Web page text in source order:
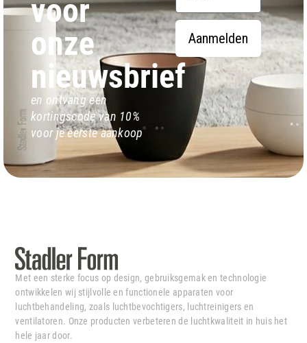
voor
onze
nieuwsbrief
en ontvang een
kortingscode van 10%
voor je eerste aankoop
Aanmelden
Met een sterke focus op design, gebruiksgemak en technologie
ontwikkelen wij stijlvolle en functionele apparaten voor
luchtbehandeling, zoals luchtbevochtigers, luchtreinigers en
ventilatoren. Onze producten verbeteren de luchtkwaliteit in huis het
hele jaar door.